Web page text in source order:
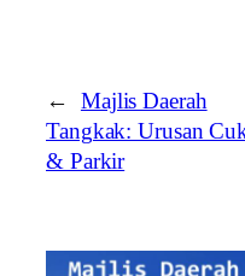
←
Majlis Daerah
Tangkak: Urusan
& Parkir